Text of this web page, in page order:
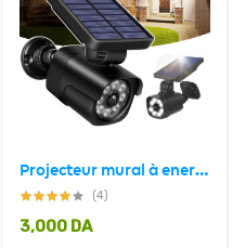
Projecteur mural à energie solaire en forme de camera Avec Détecteur De Mouvement et détecteur jour/nuit
(4)
3,000 DA